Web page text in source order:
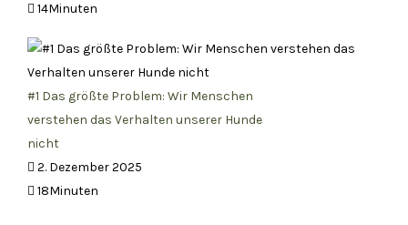
14Minuten
#1 Das größte Problem: Wir Menschen
verstehen das Verhalten unserer Hunde
nicht
2. Dezember 2025
18Minuten